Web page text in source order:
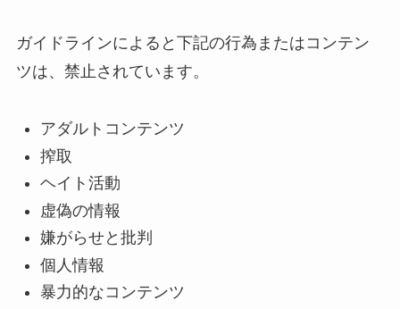
ガイドラインによると下記の行為またはコンテン
ツは、禁止されています。
アダルトコンテンツ
搾取
ヘイト活動
虚偽の情報
嫌がらせと批判
個人情報
暴力的なコンテンツ